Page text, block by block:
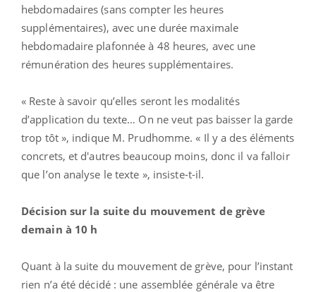
hebdomadaires (sans compter les heures
supplémentaires), avec une durée maximale
hebdomadaire plafonnée à 48 heures, avec une
rémunération des heures supplémentaires.
« Reste à savoir qu’elles seront les modalités
d’application du texte… On ne veut pas baisser la garde
trop tôt », indique M. Prudhomme. « Il y a des éléments
concrets, et d'autres beaucoup moins, donc il va falloir
que l’on analyse le texte », insiste-t-il.
Décision sur la suite du mouvement de grève
demain à 10 h
Quant à la suite du mouvement de grève, pour l’instant
rien n’a été décidé : une assemblée générale va être